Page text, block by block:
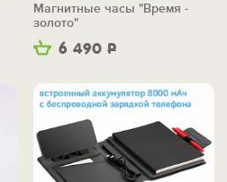
6 490 Р
Магнитные часы "Время -
золото"